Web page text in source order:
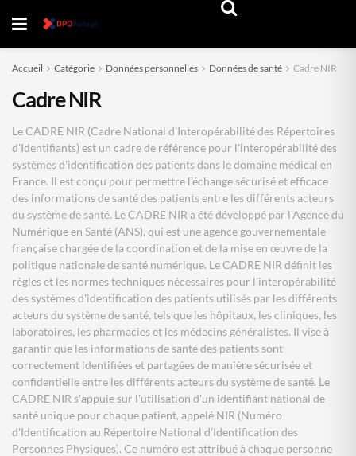
Accueil Catégorie Données personnelles Données de santé Cadre NIR
Cadre NIR
Le CADRE NIR (Cadre National d'Interopérabilité des Répertoires
d'Identifiants) est un cadre de référence pour l'interopérabilité des
systèmes d'identification des patients dans le domaine médical en
France. Il est conçu pour permettre l'échange sécurisé et efficace
des informations de santé des patients entre les différents acteurs
du système de santé. Le CADRE NIR a été développé par l'Agence du
Numérique en Santé (ANS), qui est une agence gouvernementale
française chargée de la coordination et de la mise en œuvre de la
politique nationale de santé numérique. Le CADRE NIR définit les
règles et les normes techniques nécessaires pour l'interopérabilité
des systèmes d'identification des patients utilisés par les différents
acteurs du système de santé, tels que les hôpitaux, les cliniques, les
laboratoires, les pharmacies et les médecins généralistes. Il vise à
garantir que les informations de santé des patients sont
correctement identifiées et partagées de manière sécurisée et
confidentielle entre les différents acteurs du système de santé. Le
CADRE NIR s'appuie sur l'utilisation d'un identifiant national de
santé unique pour chaque patient, appelé NIR (Numéro
d'Identification au Répertoire National d'Identification des
Personnes Physiques). Ce numéro est attribué à chaque personne